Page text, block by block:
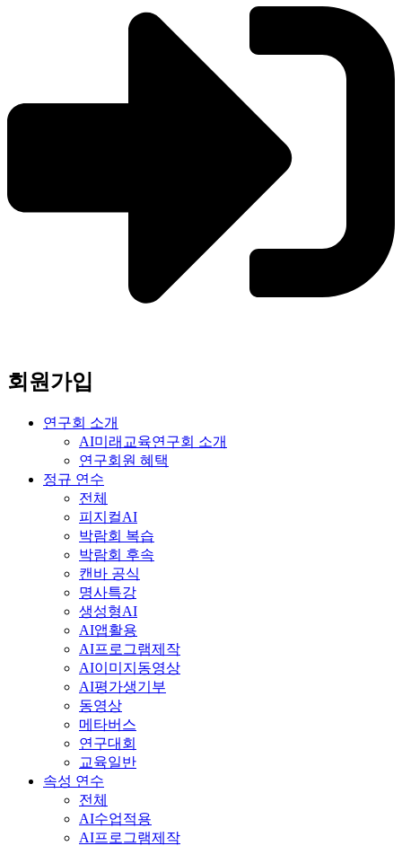
회원가입
연구회 소개
AI미래교육연구회 소개
연구회원 혜택
정규 연수
전체
피지컬AI
박람회 복습
박람회 후속
캔바 공식
명사특강
생성형AI
AI앱활용
AI프로그램제작
AI이미지동영상
AI평가생기부
동영상
메타버스
연구대회
교육일반
속성 연수
전체
AI수업적용
AI프로그램제작